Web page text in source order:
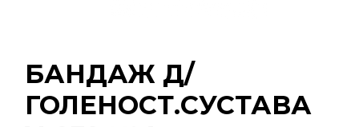
БАНДАЖ Д/
ГОЛЕНОСТ.СУСТАВА